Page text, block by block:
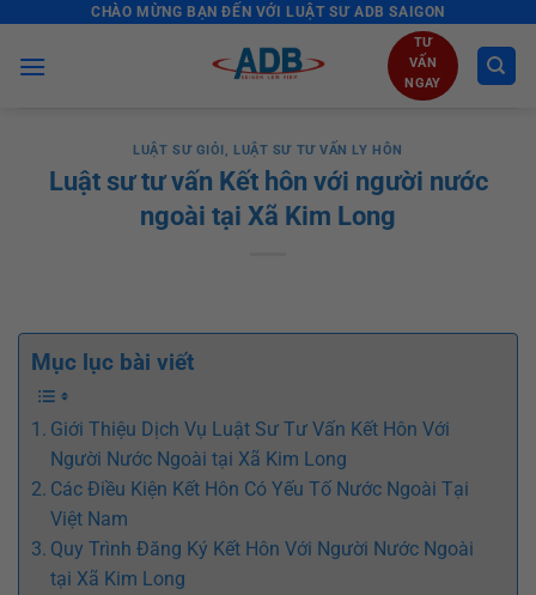
content
CHÀO MỪNG BẠN ĐẾN VỚI LUẬT SƯ ADB SAIGON
TƯ
VẤN
NGAY
LUẬT SƯ GIỎI, LUẬT SƯ TƯ VẤN LY HÔN
Luật sư tư vấn Kết hôn với người nước
ngoài tại Xã Kim Long
Mục lục bài viết
Giới Thiệu Dịch Vụ Luật Sư Tư Vấn Kết Hôn Với
Người Nước Ngoài tại Xã Kim Long
Các Điều Kiện Kết Hôn Có Yếu Tố Nước Ngoài Tại
Việt Nam
Quy Trình Đăng Ký Kết Hôn Với Người Nước Ngoài
tại Xã Kim Long